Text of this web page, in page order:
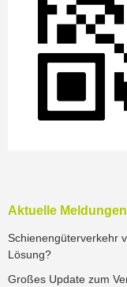
Aktuelle Meldungen
Schienengüterverkehr
Lösung?
Großes Update zum